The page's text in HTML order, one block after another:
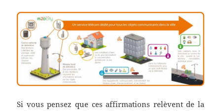
Si vous pensez que ces affirmations relèvent de la